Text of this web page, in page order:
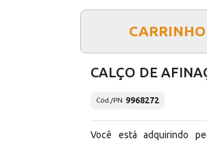
CALÇO DE
Cód./PN 9968272
Você está adquirindo